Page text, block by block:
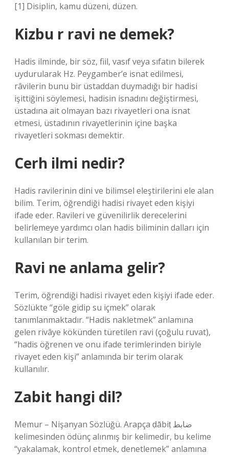
[1] Disiplin, kamu düzeni, düzen.
Kizbu r ravi ne demek?
Hadis ilminde, bir söz, fiil, vasıf veya sıfatın bilerek
uydurularak Hz. Peygamber’e isnat edilmesi,
râvilerin bunu bir üstaddan duymadığı bir hadisi
işittiğini söylemesi, hadisin isnadını değiştirmesi,
üstadına ait olmayan bazı rivayetleri ona isnat
etmesi, üstadının rivayetlerinin içine başka
rivayetleri sokması demektir.
Cerh ilmi nedir?
Hadis ravilerinin dini ve bilimsel eleştirilerini ele alan
bilim. Terim, öğrendiği hadisi rivayet eden kişiyi
ifade eder. Ravileri ve güvenilirlik derecelerini
belirlemeye yardımcı olan hadis biliminin dalları için
kullanılan bir terim.
Ravi ne anlama gelir?
Terim, öğrendiği hadisi rivayet eden kişiyi ifade eder.
Sözlükte “göle gidip su içmek” olarak
tanımlanmaktadır. “Hadis nakletmek” anlamına
gelen rivâye kökünden türetilen ravi (çoğulu ruvat),
“hadis öğrenen ve onu ifade terimlerinden biriyle
rivayet eden kişi” anlamında bir terim olarak
kullanılır.
Zabit hangi dil?
Memur – Nişanyan Sözlüğü. Arapça ḍābiṭ ضابط
kelimesinden ödünç alınmış bir kelimedir, bu kelime
“yakalamak, kontrol etmek, denetlemek” anlamına